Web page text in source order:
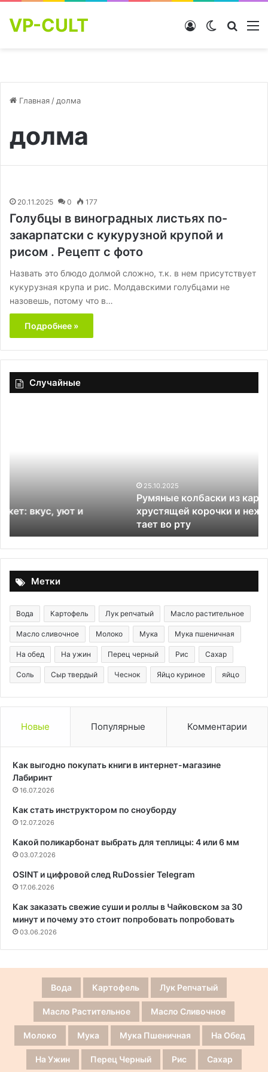
VP-CULT Switch skin
Войти
Главная / долма
долма
20.11.2025 0 177
Голубцы в виноградных листьях по-
закарпатски с кукурузной крупой и
рисом . Рецепт с фото
Назвать это блюдо долмой сложно, т.к. в нем присутствует
кукурузная крупа и рис. Молдавскими голубцами не
назовешь, потому что в…
Подробнее »
Случайные
корочки
нежной
начинки,
которая
тает
во
Румяные колбаски из картофеля и мяса:
хрустящей корочки и нежной начинки,
Метки
Вода Картофель Лук репчатый Масло растительное
Масло сливочное Молоко Мука Мука пшеничная
На обед На ужин Перец черный Рис Сахар
Соль Сыр твердый Чеснок Яйцо куриное яйцо
Новые Популярные Комментарии
Как выгодно покупать книги в интернет-магазине
Лабиринт
16.07.2026
Как стать инструктором по сноуборду
12.07.2026
Какой поликарбонат выбрать для теплицы: 4 или 6 мм
03.07.2026
OSINT и цифровой след RuDossier Telegram
17.06.2026
Как заказать свежие суши и роллы в Чайковском за 30
минут и почему это стоит попробовать попробовать
03.06.2026
Вода Картофель Лук Репчатый
Масло Растительное Масло Сливочное
Молоко Мука Мука Пшеничная На Обед
На Ужин Перец Черный Рис Сахар